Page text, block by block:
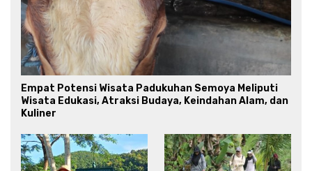
Empat Potensi Wisata Padukuhan Semoya Meliputi
Wisata Edukasi, Atraksi Budaya, Keindahan Alam, dan
Kuliner